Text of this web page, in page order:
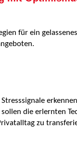
für ein
die erlernten
zu